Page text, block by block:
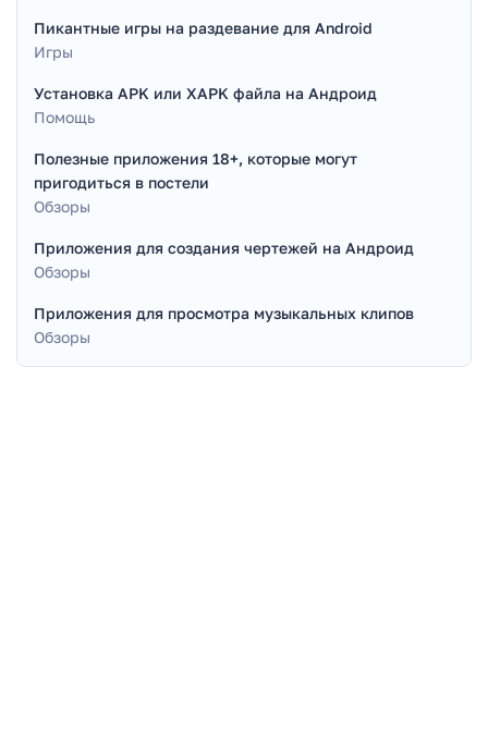
Пикантные игры на раздевание для Android
Игры
Установка APK или XAPK файла на Андроид
Помощь
Полезные приложения 18+, которые могут
пригодиться в постели
Обзоры
Приложения для создания чертежей на Андроид
Обзоры
Приложения для просмотра музыкальных клипов
Обзоры